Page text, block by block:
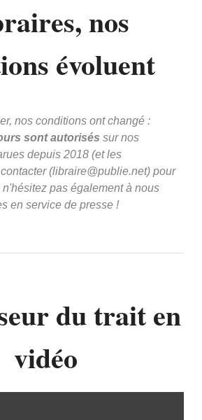
nos
évoluent
nos conditions ont changé :
sont autorisés sur nos
depuis 2018 (et les
(libraire@publie.net) pour
pas également à nous
en service de presse !
du trait en
vidéo